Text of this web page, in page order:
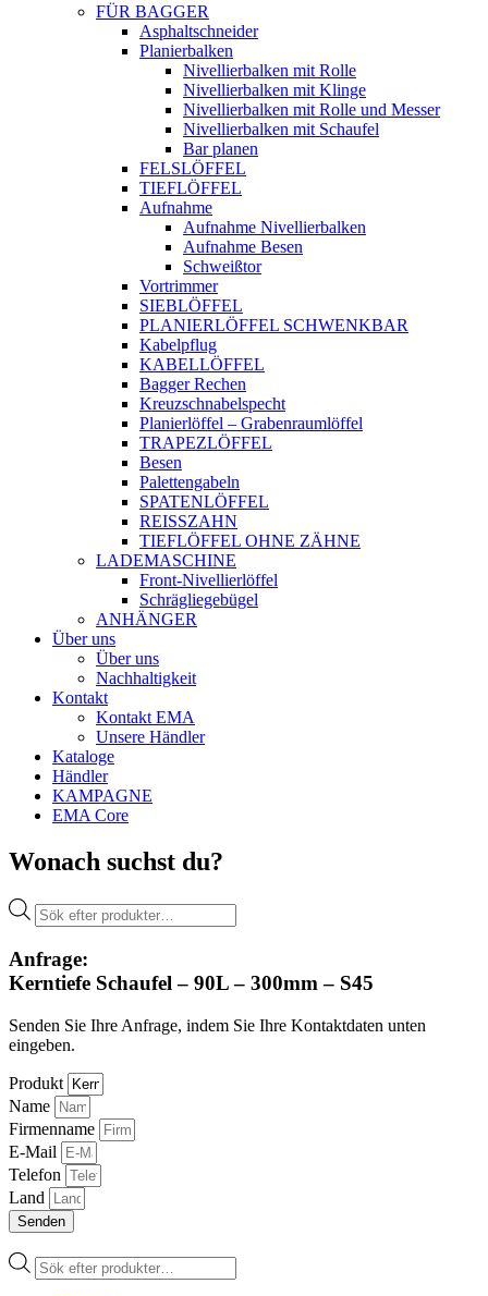
FÜR BAGGER
Asphaltschneider
Planierbalken
Nivellierbalken mit Rolle
Nivellierbalken mit Klinge
Nivellierbalken mit Rolle und Messer
Nivellierbalken mit Schaufel
Bar planen
FELSLÖFFEL
TIEFLÖFFEL
Aufnahme
Aufnahme Nivellierbalken
Aufnahme Besen
Schweißtor
Vortrimmer
SIEBLÖFFEL
PLANIERLÖFFEL SCHWENKBAR
Kabelpflug
KABELLÖFFEL
Bagger Rechen
Kreuzschnabelspecht
Planierlöffel – Grabenraumlöffel
TRAPEZLÖFFEL
Besen
Palettengabeln
SPATENLÖFFEL
REISSZAHN
TIEFLÖFFEL OHNE ZÄHNE
LADEMASCHINE
Front-Nivellierlöffel
Schrägliegebügel
ANHÄNGER
Über uns
Über uns
Nachhaltigkeit
Kontakt
Kontakt EMA
Unsere Händler
Kataloge
Händler
KAMPAGNE
EMA Core
Wonach suchst du?
Products
search
Anfrage:
Kerntiefe Schaufel – 90L – 300mm – S45
Senden Sie Ihre Anfrage, indem Sie Ihre Kontaktdaten unten
eingeben.
Produkt
Name
Firmenname
E-Mail
Telefon
Land
Senden
Products
search